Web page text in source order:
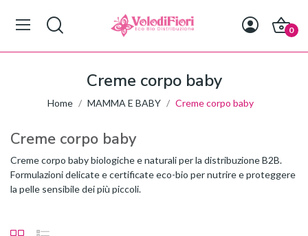
0
Creme corpo baby
Home MAMMA E BABY Creme corpo baby
Creme corpo baby
Creme corpo baby biologiche e naturali per la distribuzione B2B.
Formulazioni delicate e certificate eco-bio per nutrire e proteggere
la pelle sensibile dei più piccoli.